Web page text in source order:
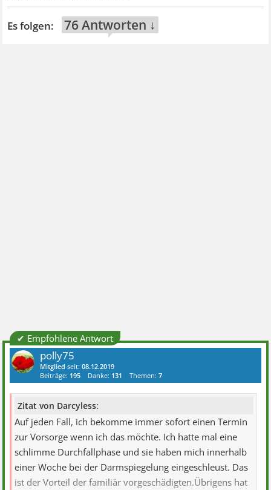
76 Antworten ↓
✔ Empfohlene Antwort
polly75
Mitglied seit:08.12.2019
Beiträge: 195 Danke: 131 Themen:7
Zitat von Darcyless:
Auf jeden Fall, ich bekomme immer sofort einen Termin
zur Vorsorge wenn ich das möchte. Ich hatte mal eine
schlimme Durchfallphase und sie haben mich innerhalb
einer Woche bei der Darmspiegelung eingeschleust. Das
ist der Vorteil der familiär vorgeschädigten.Übrigens hat